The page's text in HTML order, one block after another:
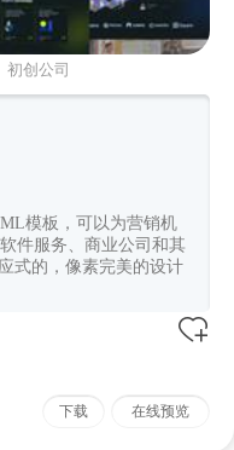
初创公司
模板，可以为营销机
件服务、商业公司和其
式的，像素完美的设计
下载 在线预览